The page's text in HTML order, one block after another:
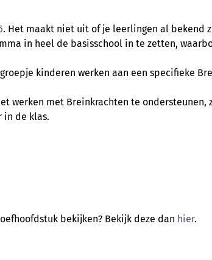
. Het maakt niet uit of je leerlingen al bekend
in heel de basisschool in te zetten,
kinderen werken aan een specifieke
werken met Breinkrachten te ondersteunen,
in de klas.
bekijken? Bekijk deze dan hier.